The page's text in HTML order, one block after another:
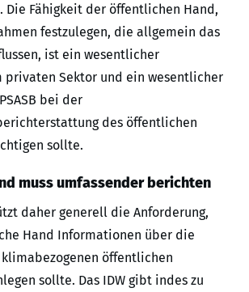
Die Fähigkeit der öffentlichen Hand,
festzulegen, die allgemein das
ist ein wesentlicher
privaten Sektor und ein wesentlicher
bei der
des öffentlichen
sollte.
muss umfassender berichten
daher generell die Anforderung,
Hand Informationen über die
öffentlichen
sollte. Das IDW gibt indes zu